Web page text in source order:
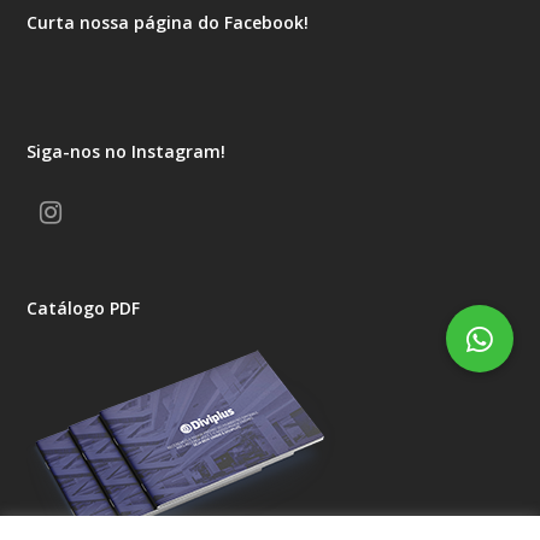
Curta nossa página do Facebook!
Siga-nos no Instagram!
Instagram
Catálogo PDF